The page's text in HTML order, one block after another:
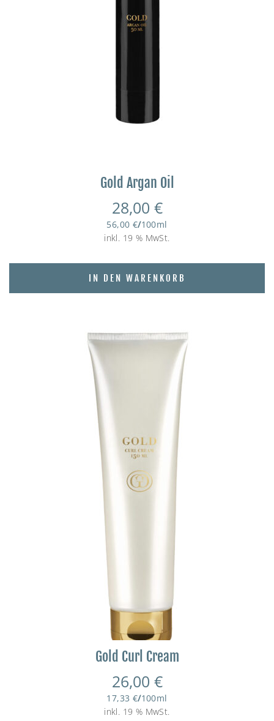
Gold Argan Oil
28,00 €
56,00 €/100ml
inkl. 19 % MwSt.
IN DEN WARENKORB
Gold Curl Cream
26,00 €
17,33 €/100ml
inkl. 19 % MwSt.